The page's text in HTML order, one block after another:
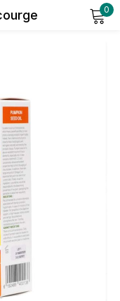
0
Lost password?